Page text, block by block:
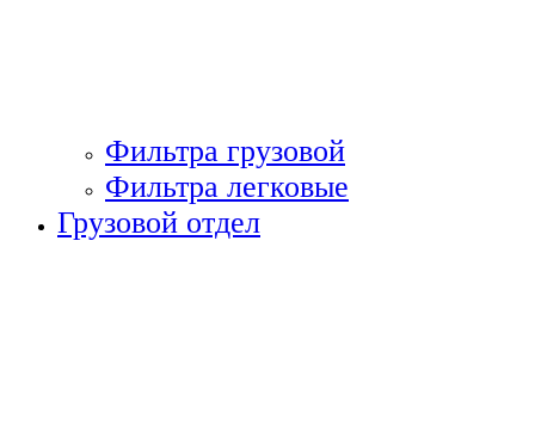
Фильтра грузовой
Фильтра легковые
Грузовой отдел